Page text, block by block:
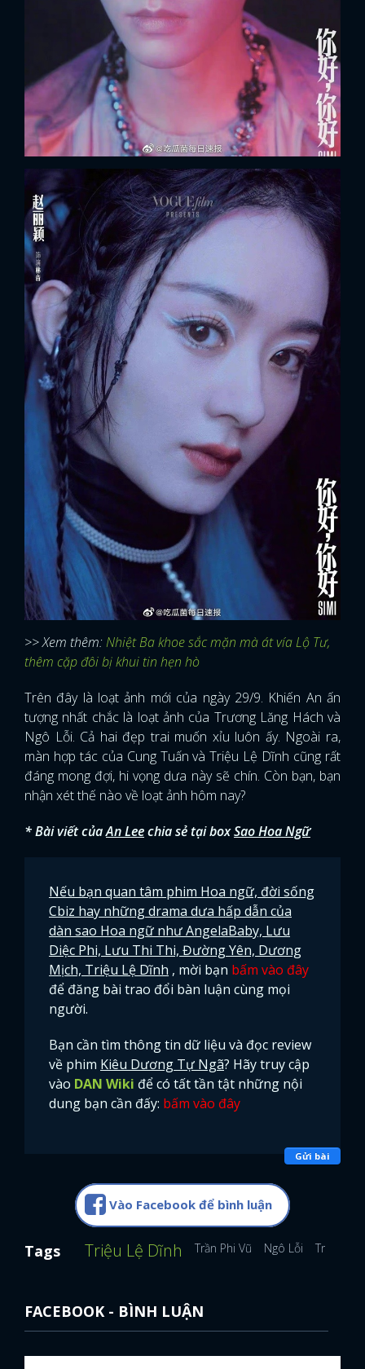
>> Xem thêm:Nhiệt Ba khoe sắc mặn mà át vía Lộ Tư,
thêm cặp đôi bị khui tin hẹn hò
Trên đây là loạt ảnh mới của ngày 29/9. Khiến An ấn
tượng nhất chắc là loạt ảnh của Trương Lăng Hách và
Ngô Lỗi. Cả hai đẹp trai muốn xỉu luôn ấy. Ngoài ra,
màn hợp tác của Cung Tuấn và Triệu Lệ Dĩnh cũng rất
đáng mong đợi, hi vọng dưa này sẽ chín. Còn bạn, bạn
nhận xét thế nào về loạt ảnh hôm nay?
* Bài viết củaAn Leechia sẻ tại boxSao Hoa Ngữ
Nếu bạn quan tâm phim Hoa ngữ, đời sống
Cbiz hay những drama dưa hấp dẫn của
dàn sao Hoa ngữ như AngelaBaby, Lưu
Diệc Phi, Lưu Thi Thi, Đường Yên, Dương
Mịch, Triệu Lệ Dĩnh , mời bạn bấm vào đây
để đăng bài trao đổi bàn luận cùng mọi
người.
Bạn cần tìm thông tin dữ liệu và đọc review
về phim Kiêu Dương Tự Ngã? Hãy truy cập
vào DAN Wiki để có tất tần tật những nội
dung bạn cần đấy: bấm vào đây
Gửi bài
Vào Facebook để bình luận
Tags Triệu Lệ Dĩnh Trần Phi Vũ Ngô Lỗi Trương
FACEBOOK - BÌNH LUẬN